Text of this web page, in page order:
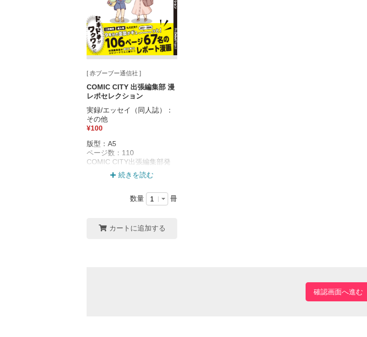
[ 赤ブーブー通信社 ]
COMIC CITY 出張編集部 漫
レポセレクション
実録/エッセイ（同人誌）：
その他
¥100
版型：A5
ページ数：110
COMIC CITY出張編集部発
行の各誌新人賞紹介冊子
「ぺこり」への面談体験記
ョンした冊子です。
＊2026年3月20日発行・A5 /
＊9年分(2017年→2026年)・
全67名の面談体験記を収録
続きを読む
数量 冊
カートに追加する